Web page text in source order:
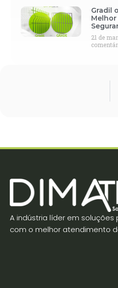
Gradil
Melhor
21 de
A indústria líder em
com o melhor atendimento